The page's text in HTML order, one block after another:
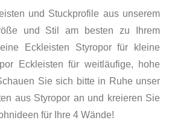
und Stuckprofile aus unserem
und Stil am besten zu Ihrem
Eckleisten Styropor für kleine
Eckleisten für weitläufige, hohe
Sie sich bitte in Ruhe unser
aus Styropor an und kreieren Sie
für Ihre 4 Wände!